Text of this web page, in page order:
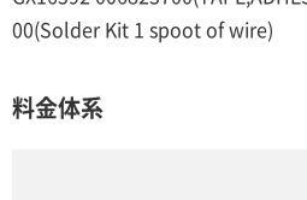
00(Solder Kit 1 spoot of wire)
料金体系